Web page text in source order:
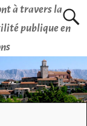
à travers la
publique en